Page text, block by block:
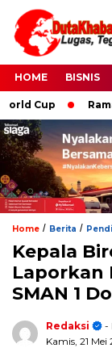
HOME BISNIS
Ramadan: A
Home / Berita /
Kepala
Laporkan
SMAN 1
Redaksi
-
Kamis, 21 Mei